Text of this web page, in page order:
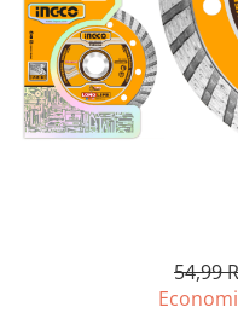
Mașini de șlefuit
Măști de sudură
Nivele cu bulă
Nivelă laser
Capsatoare
Căni
Drujbă
54,99